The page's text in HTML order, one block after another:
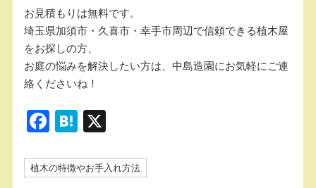
お見積もりは無料です。
埼玉県加須市・久喜市・幸手市周辺で信頼できる植木屋
をお探しの方、
お庭の悩みを解決したい方は、中島造園にお気軽にご連
絡くださいね！
F
c
H
e
植木の特徴やお手入れ方法